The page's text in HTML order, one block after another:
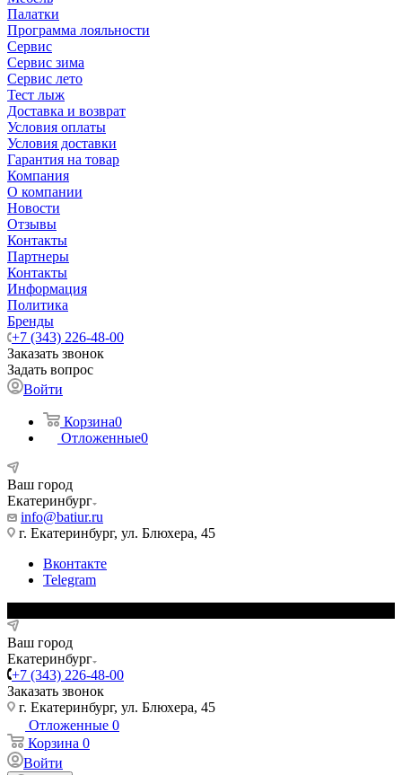
Палатки
Программа лояльности
Сервис
Сервис зима
Сервис лето
Тест лыж
Доставка и возврат
Условия оплаты
Условия доставки
Гарантия на товар
Компания
О компании
Новости
Отзывы
Контакты
Партнеры
Контакты
Информация
Политика
Бренды
+7 (343) 226-48-00
Заказать звонок
Задать вопрос
Войти
Корзина0
Отложенные0
Ваш город
Екатеринбург
info@batiur.ru
г. Екатеринбург, ул. Блюхера, 45
Вконтакте
Telegram
Ваш город
Екатеринбург
+7 (343) 226-48-00
Заказать звонок
г. Екатеринбург, ул. Блюхера, 45
Отложенные 0
Корзина 0
Войти